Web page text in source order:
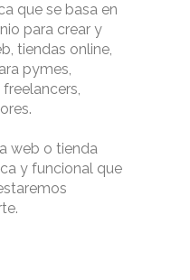
que se basa en
para crear y
tiendas online,
pymes,
web o tienda
y funcional que